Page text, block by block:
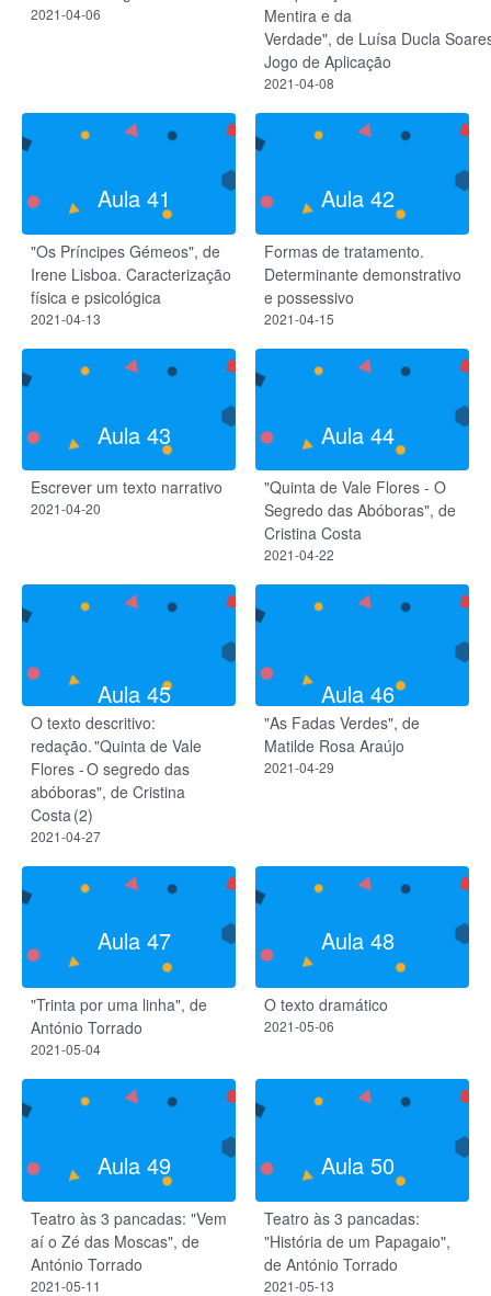
2021-04-06
Mentira e da
Verdade", de Luísa Ducla
Jogo de Aplicação
2021-04-08
Aula 41
"Os Príncipes Gémeos", de
Irene Lisboa. Caracterização
física e psicológica
2021-04-13
Aula 42
Formas de tratamento.
Determinante demonstrativo
e possessivo
2021-04-15
Aula 43
Escrever um texto narrativo
2021-04-20
Aula 44
"Quinta de Vale Flores - O
Segredo das Abóboras", de
Cristina Costa
2021-04-22
Aula 45
O texto descritivo:
redação. "Quinta de Vale
Flores - O segredo das
abóboras", de Cristina
Costa (2)
2021-04-27
Aula 46
"As Fadas Verdes", de
Matilde Rosa Araújo
2021-04-29
Aula 47
"Trinta por uma linha", de
António Torrado
2021-05-04
Aula 48
O texto dramático
2021-05-06
Aula 49
Teatro às 3 pancadas: "Vem
aí o Zé das Moscas", de
António Torrado
2021-05-11
Aula 50
Teatro às 3 pancadas:
"História de um Papagaio",
de António Torrado
2021-05-13